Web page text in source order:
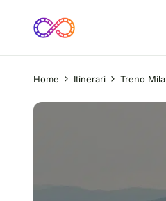
Home Itinerari Treno